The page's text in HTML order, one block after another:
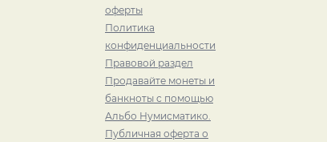
оферты
Политика
конфиденциальности
Правовой раздел
Продавайте монеты и
банкноты с помощью
Альбо Нумисматико.
Публичная оферта о